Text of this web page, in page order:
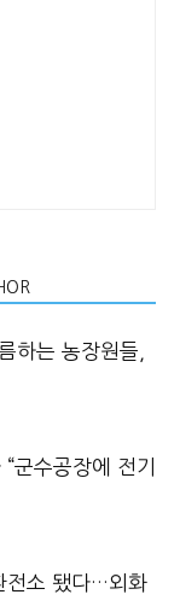
하는 농장원들,
군수공장에 전기
전소 됐다…외화